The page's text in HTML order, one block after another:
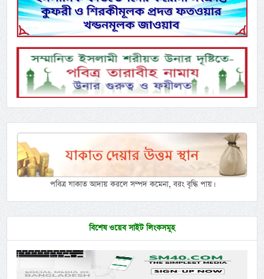
পবিত্র যাকাত আদায় করলে সম্পদ কমেনা, বরং বৃদ্ধি পায়।
বিশেষ ওয়েব সাইট লিংকসমূহ